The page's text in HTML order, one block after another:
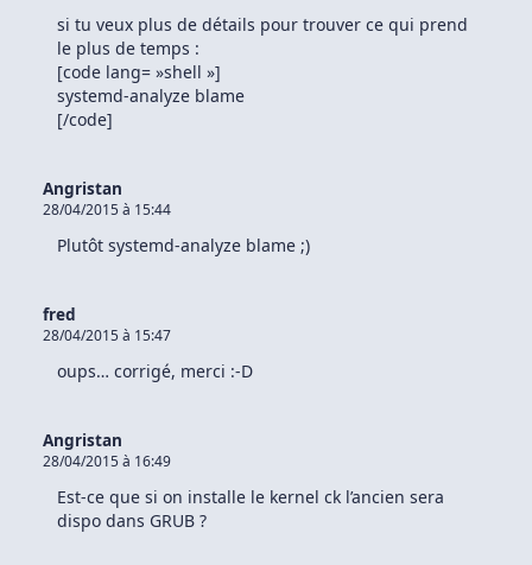
si tu veux plus de détails pour trouver ce qui prend
le plus de temps :
[code lang= »shell »]
systemd-analyze blame
[/code]
Angristan
28/04/2015 à 15:44
Plutôt systemd-analyze blame ;)
fred
28/04/2015 à 15:47
oups… corrigé, merci :-D
Angristan
28/04/2015 à 16:49
Est-ce que si on installe le kernel ck l’ancien sera
dispo dans GRUB ?